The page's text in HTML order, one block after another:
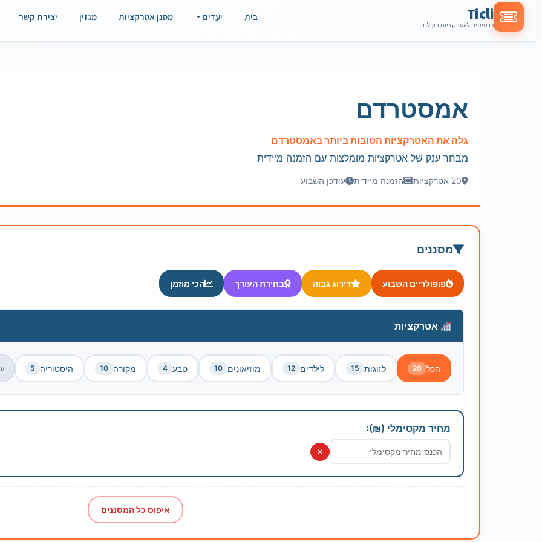
Ticli
כרטיסים לאטרקציות בעולם
בית יעדים מסנן אטרקציות מגזין יצירת קשר
אמסטרדם
גלה את האטרקציות הטובות ביותר באמסטרדם
מבחר ענק של אטרקציות מומלצות עם הזמנה מיידית
20 אטרקציות הזמנה מיידית עודכן השבוע
מסננים
פופולריים השבוע דירוג גבוה בחירת העורך הכי מוזמן
אטרקציות
הכל 20 לזוגות 15 לילדים 12 מוזיאונים 10 טבע 4 מקורה 10 היסטוריה 5
מחיר מקסימלי (₪):
✕
איפוס כל המסננים